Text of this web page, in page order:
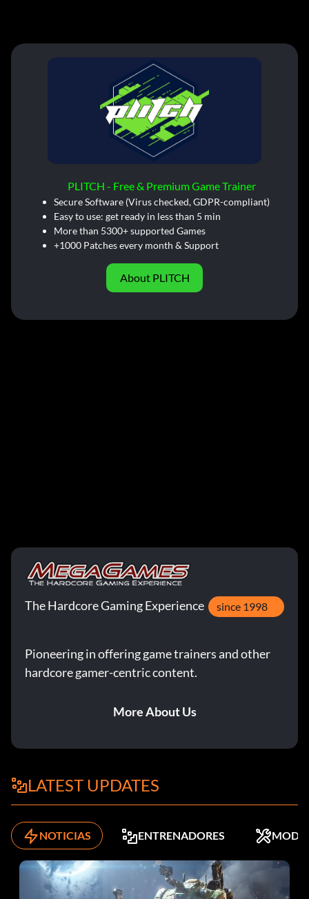
PLITCH - Free & Premium Game Trainer
Secure Software (Virus checked, GDPR-compliant)
Easy to use: get ready in less than 5 min
More than 5300+ supported Games
+1000 Patches every month & Support
About PLITCH
The Hardcore Gaming Experience since 1998
Pioneering in offering game trainers and other
hardcore gamer-centric content.
More About Us
LATEST UPDATES
NOTICIAS ENTRENADORES MODS